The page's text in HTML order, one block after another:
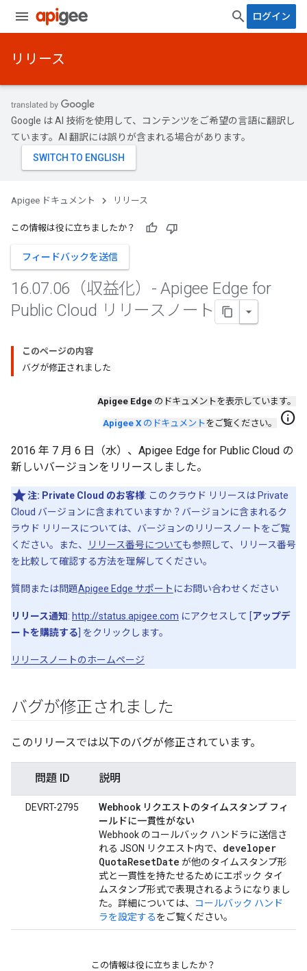
ログイン
リリース
Google は AI 技術を使用して、コンテンツをご希望の言語に翻訳し
ています。AI 翻訳には誤りが含まれる場合があります。
Apigee ドキュメント リリース
この情報は役に立ちましたか？
フィードバックを送信
16.07.06（収益化）- Apigee Edge for
Public Cloud リリースノート
このページの内容
バグが修正されました
Apigee Edge のドキュメントを表示しています。
Apigee X のドキュメントをご覧ください。 info
2016 年 7 月 6 日（水）、Apigee Edge for Public Cloud の
新しいバージョンをリリースしました。
注: Private Cloud のお客様: このクラウド リリースは Private
Cloud バージョンに含まれていますか？バージョンに含まれるク
ラウド リリースについては、バージョンのリリースノートをご覧
ください。また、
リリース番号についても参照して、リリース番号
を比較して確認する方法を理解してください。
質問または問題Apigee Edge サポート にお問い合わせください
リリース通知: http://status.apigee.com にアクセスして [アップデ
ートを購読する ] をクリックします。
リリースノートのホームページ
バグが修正されました
このリリースでは以下のバグが修正されています。
問題 ID 説明
DEVRT-2795
Webhook リクエストのタイムスタンプ フィ
ールドに一貫性がない
Webhook のコールバック ハンドラに送信さ
れる JSON リクエスト内で、 developer
QuotaResetDate が他のタイムスタンプ形
式と一貫性を持たせるためにエポック タイ
ムスタンプ形式で表現されるようになりまし
た。詳細については、 コールバック ハンド
ラを設定するをご覧ください。
この情報は役に立ちましたか？